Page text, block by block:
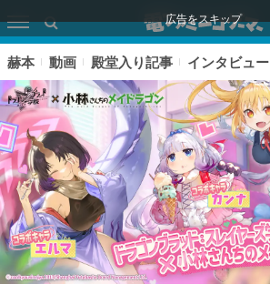
広告をスキップ
赫本 動画 殿堂入り記事 インタビュー